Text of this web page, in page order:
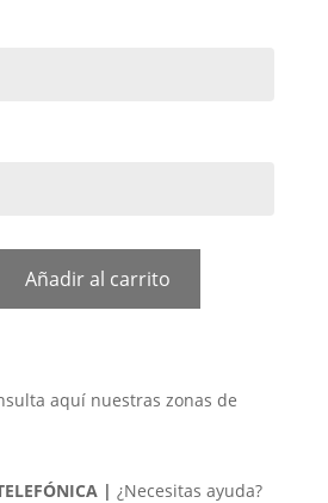
Añadir al carrito
aquí nuestras zonas de
| ¿Necesitas ayuda?